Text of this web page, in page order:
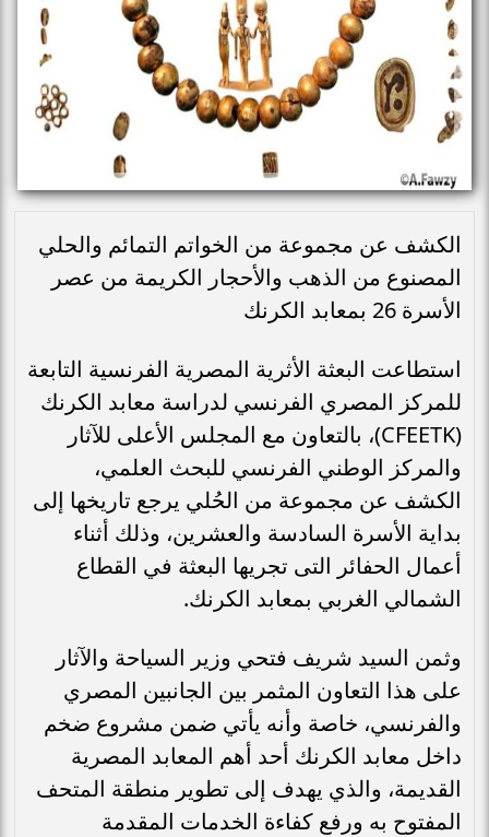
الكشف عن مجموعة من الخواتم التمائم والحلي
المصنوع من الذهب والأحجار الكريمة من عصر
الأسرة 26 بمعابد الكرنك
استطاعت البعثة الأثرية المصرية الفرنسية التابعة
للمركز المصري الفرنسي لدراسة معابد الكرنك
(CFEETK)، بالتعاون مع المجلس الأعلى للآثار
والمركز الوطني الفرنسي للبحث العلمي،
الكشف عن مجموعة من الحُلي يرجع تاريخها إلى
بداية الأسرة السادسة والعشرين، وذلك أثناء
أعمال الحفائر التى تجريها البعثة في القطاع
الشمالي الغربي بمعابد الكرنك.
وثمن السيد شريف فتحي وزير السياحة والآثار
على هذا التعاون المثمر بين الجانبين المصري
والفرنسي، خاصة وأنه يأتي ضمن مشروع ضخم
داخل معابد الكرنك أحد أهم المعابد المصرية
القديمة، والذي يهدف إلى تطوير منطقة المتحف
المفتوح به ورفع كفاءة الخدمات المقدمة